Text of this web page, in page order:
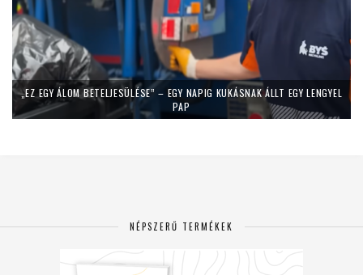
„EZ EGY ÁLOM BETELJESÜLÉSE” – EGY NAPIG KUKÁSNAK ÁLLT EGY LENGYEL
PAP
NÉPSZERŰ TERMÉKEK